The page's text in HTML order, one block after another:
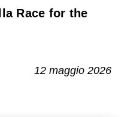
Race for the
12 maggio 2026